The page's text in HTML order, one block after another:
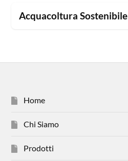
Acquacoltura Sostenibile
Home
Chi Siamo
Prodotti